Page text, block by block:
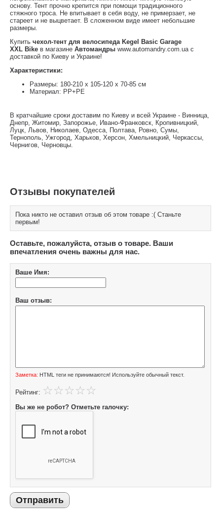
основу. Тент прочно крепится при помощи традиционного
стяжного троса. Не впитывает в себя воду, не примерзает, не
стареет и не выцветает. В сложенном виде имеет небольшие
размеры.
Купить чехол-тент для велосипеда Kegel Basic Garage
XXL Bike в магазине Автомандры www.automandry.com.ua с
доставкой по Киеву и Украине!
Характеристики:
Размеры: 180-210 х 105-120 х 70-85 см
Материал: РР+РЕ
В кратчайшие сроки доставим по Киеву и всей Украине - Винница,
Днепр, Житомир, Запорожье, Ивано-Франковск, Кропивницкий,
Луцк, Львов, Николаев, Одесса, Полтава, Ровно, Сумы,
Тернополь, Ужгород, Харьков, Херсон, Хмельницкий, Черкассы,
Чернигов, Черновцы.
Отзывы покупателей
Пока никто не оставил отзыв об этом товаре :( Станьте
первым!
Оставьте, пожалуйста, отзыв о товаре. Ваши
впечатления очень важны для нас.
Ваше Имя:
Ваш отзыв:
Заметка: HTML теги не принимаются! Используйте обычный текст.
Рейтинг:
Вы же не робот? Отметьте галочку:
Отправить